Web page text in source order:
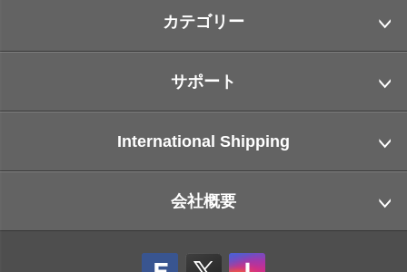
カテゴリー
サポート
International Shipping
会社概要